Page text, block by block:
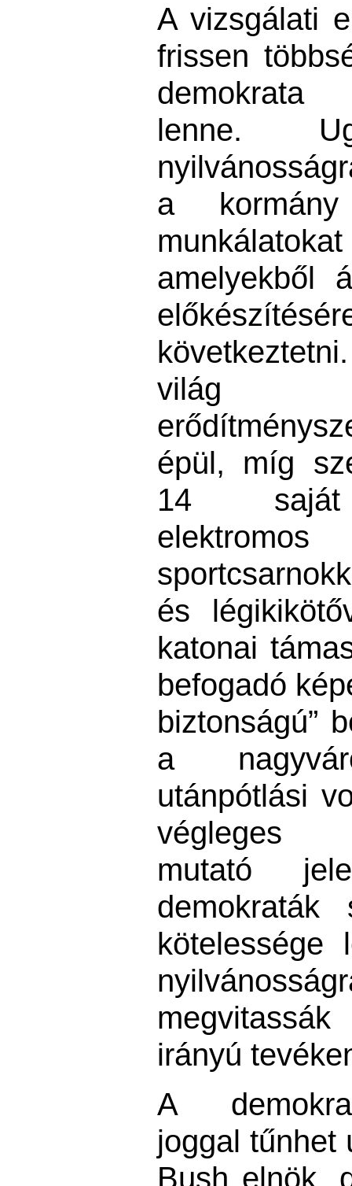
A vizsgálati
frissen
demokrata
lenne.
a
amelyekből
világ
épül, míg
14 saját
és
katonai
befogadó
biztonságú”
a
utánpótlási
végleges
mutató
kötelessége
irányú
A
joggal tűnhet
Bush elnök,